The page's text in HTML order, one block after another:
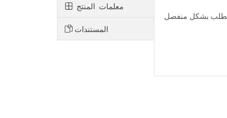
معلمات المنتج
المستندات